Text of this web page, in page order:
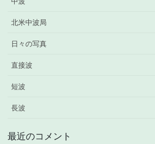
北米中波局
日々の写真
直接波
短波
長波
最近のコメント